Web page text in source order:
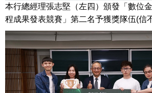
本行總經理張志堅（左四）頒發「數位
程成果發表競賽」第二名予獲獎隊伍(信